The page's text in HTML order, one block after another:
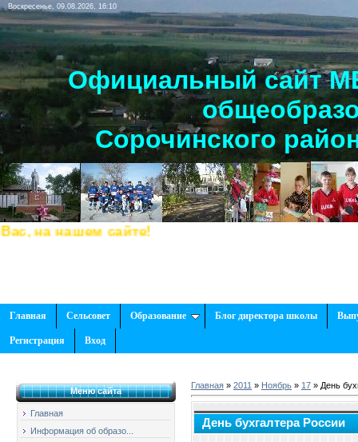
Воскресенье, 09.08.2026, 16:10
Официальный сайт
Сорочинского
нашем сайте!
Главная Сельсовет Образование Блог директора школы
Регистрация Вход
Меню сайта
Главная
Информация об образо...
Главная » 2011 » Ноябрь » 17 » День
День бухгалтера России